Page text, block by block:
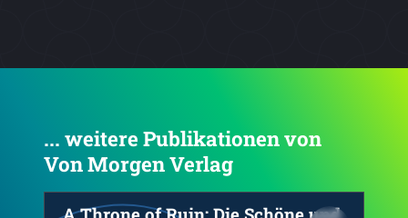
... weitere Publikationen von
Von Morgen Verlag